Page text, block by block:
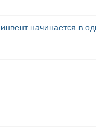
начинается в